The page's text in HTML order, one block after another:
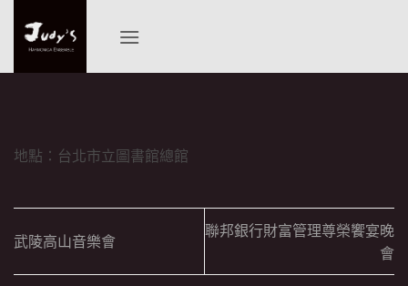
content
地點：台北市立圖書館總館
武陵高山音樂會
聯邦銀行財富管理尊榮饗宴晚
會